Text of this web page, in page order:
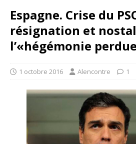
Espagne. Crise du
résignation et
l’«hégémonie
1 octobre 2016 Alencontre 1